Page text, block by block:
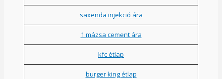
saxenda injekció ára
1 mázsa cement ára
kfc étlap
burger king étlap